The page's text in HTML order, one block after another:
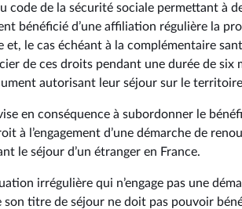
code de la sécurité sociale permettant à
bénéficié d’une affiliation régulière la
et, le cas échéant à la complémentaire
de ces droits pendant une durée de six
autorisant leur séjour sur le
en conséquence à subordonner le
à l’engagement d’une démarche de
le séjour d’un étranger en France.
irrégulière qui n’engage pas une
son titre de séjour ne doit pas pouvoir